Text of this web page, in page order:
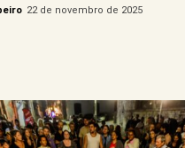
22 de novembro de 2025